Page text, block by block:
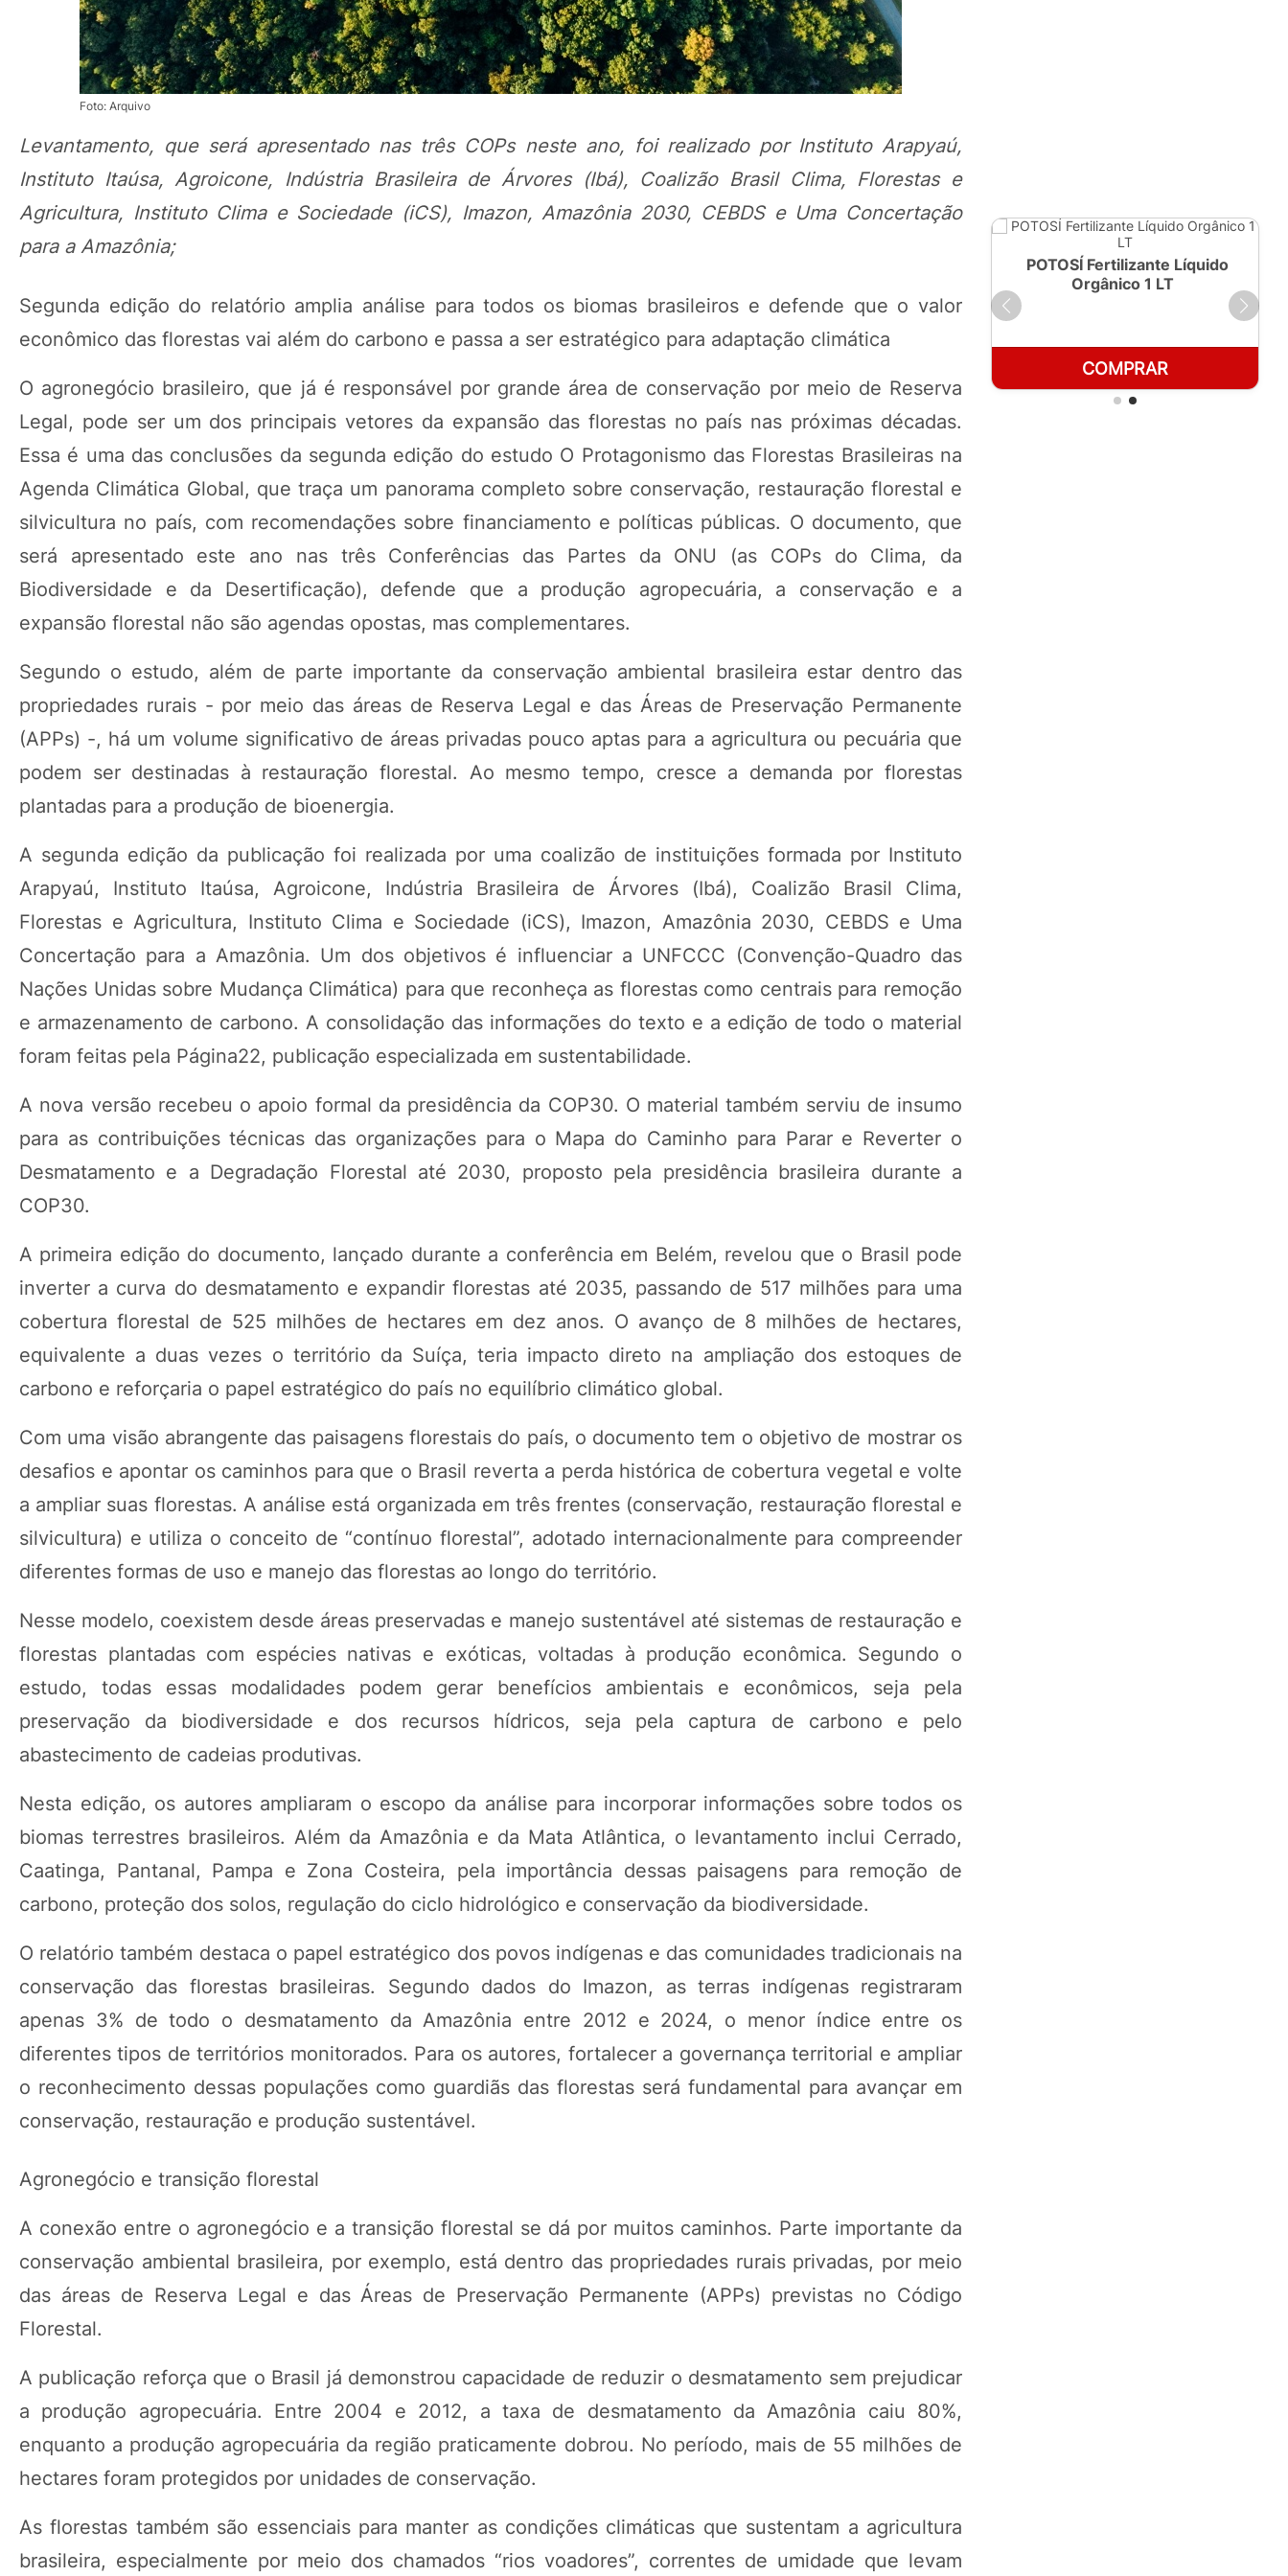
Foto: Arquivo
Levantamento, que será apresentado nas três COPs neste ano, foi realizado por Instituto Arapyaú,
Instituto Itaúsa, Agroicone, Indústria Brasileira de Árvores (Ibá), Coalizão Brasil Clima, Florestas e
Agricultura, Instituto Clima e Sociedade (iCS), Imazon, Amazônia 2030, CEBDS e Uma Concertação
para a Amazônia;
Segunda edição do relatório amplia análise para todos os biomas brasileiros e defende que o valor
econômico das florestas vai além do carbono e passa a ser estratégico para adaptação climática
O agronegócio brasileiro, que já é responsável por grande área de conservação por meio de Reserva
Legal, pode ser um dos principais vetores da expansão das florestas no país nas próximas décadas.
Essa é uma das conclusões da segunda edição do estudo O Protagonismo das Florestas Brasileiras na
Agenda Climática Global, que traça um panorama completo sobre conservação, restauração florestal e
silvicultura no país, com recomendações sobre financiamento e políticas públicas. O documento, que
será apresentado este ano nas três Conferências das Partes da ONU (as COPs do Clima, da
Biodiversidade e da Desertificação), defende que a produção agropecuária, a conservação e a
expansão florestal não são agendas opostas, mas complementares.
Segundo o estudo, além de parte importante da conservação ambiental brasileira estar dentro das
propriedades rurais - por meio das áreas de Reserva Legal e das Áreas de Preservação Permanente
(APPs) -, há um volume significativo de áreas privadas pouco aptas para a agricultura ou pecuária que
podem ser destinadas à restauração florestal. Ao mesmo tempo, cresce a demanda por florestas
plantadas para a produção de bioenergia.
A segunda edição da publicação foi realizada por uma coalizão de instituições formada por Instituto
Arapyaú, Instituto Itaúsa, Agroicone, Indústria Brasileira de Árvores (Ibá), Coalizão Brasil Clima,
Florestas e Agricultura, Instituto Clima e Sociedade (iCS), Imazon, Amazônia 2030, CEBDS e Uma
Concertação para a Amazônia. Um dos objetivos é influenciar a UNFCCC (Convenção-Quadro das
Nações Unidas sobre Mudança Climática) para que reconheça as florestas como centrais para remoção
e armazenamento de carbono. A consolidação das informações do texto e a edição de todo o material
foram feitas pela Página22, publicação especializada em sustentabilidade.
A nova versão recebeu o apoio formal da presidência da COP30. O material também serviu de insumo
para as contribuições técnicas das organizações para o Mapa do Caminho para Parar e Reverter o
Desmatamento e a Degradação Florestal até 2030, proposto pela presidência brasileira durante a
COP30.
A primeira edição do documento, lançado durante a conferência em Belém, revelou que o Brasil pode
inverter a curva do desmatamento e expandir florestas até 2035, passando de 517 milhões para uma
cobertura florestal de 525 milhões de hectares em dez anos. O avanço de 8 milhões de hectares,
equivalente a duas vezes o território da Suíça, teria impacto direto na ampliação dos estoques de
carbono e reforçaria o papel estratégico do país no equilíbrio climático global.
Com uma visão abrangente das paisagens florestais do país, o documento tem o objetivo de mostrar os
desafios e apontar os caminhos para que o Brasil reverta a perda histórica de cobertura vegetal e volte
a ampliar suas florestas. A análise está organizada em três frentes (conservação, restauração florestal e
silvicultura) e utiliza o conceito de “contínuo florestal”, adotado internacionalmente para compreender
diferentes formas de uso e manejo das florestas ao longo do território.
Nesse modelo, coexistem desde áreas preservadas e manejo sustentável até sistemas de restauração e
florestas plantadas com espécies nativas e exóticas, voltadas à produção econômica. Segundo o
estudo, todas essas modalidades podem gerar benefícios ambientais e econômicos, seja pela
preservação da biodiversidade e dos recursos hídricos, seja pela captura de carbono e pelo
abastecimento de cadeias produtivas.
Nesta edição, os autores ampliaram o escopo da análise para incorporar informações sobre todos os
biomas terrestres brasileiros. Além da Amazônia e da Mata Atlântica, o levantamento inclui Cerrado,
Caatinga, Pantanal, Pampa e Zona Costeira, pela importância dessas paisagens para remoção de
carbono, proteção dos solos, regulação do ciclo hidrológico e conservação da biodiversidade.
O relatório também destaca o papel estratégico dos povos indígenas e das comunidades tradicionais na
conservação das florestas brasileiras. Segundo dados do Imazon, as terras indígenas registraram
apenas 3% de todo o desmatamento da Amazônia entre 2012 e 2024, o menor índice entre os
diferentes tipos de territórios monitorados. Para os autores, fortalecer a governança territorial e ampliar
o reconhecimento dessas populações como guardiãs das florestas será fundamental para avançar em
conservação, restauração e produção sustentável.
Agronegócio e transição florestal
A conexão entre o agronegócio e a transição florestal se dá por muitos caminhos. Parte importante da
conservação ambiental brasileira, por exemplo, está dentro das propriedades rurais privadas, por meio
das áreas de Reserva Legal e das Áreas de Preservação Permanente (APPs) previstas no Código
Florestal.
A publicação reforça que o Brasil já demonstrou capacidade de reduzir o desmatamento sem prejudicar
a produção agropecuária. Entre 2004 e 2012, a taxa de desmatamento da Amazônia caiu 80%,
enquanto a produção agropecuária da região praticamente dobrou. No período, mais de 55 milhões de
hectares foram protegidos por unidades de conservação.
As florestas também são essenciais para manter as condições climáticas que sustentam a agricultura
brasileira, especialmente por meio dos chamados “rios voadores”, correntes de umidade que levam
POTOSÍ Fertilizante Líquido
Orgânico 1 LT
COMPRAR